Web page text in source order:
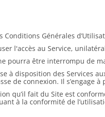
Conditions Générales
l'accès au Service,
ne pourra être interrompu de
à disposition des Services
de connexion. Il
qu’il fait du Site est
à la conformité de